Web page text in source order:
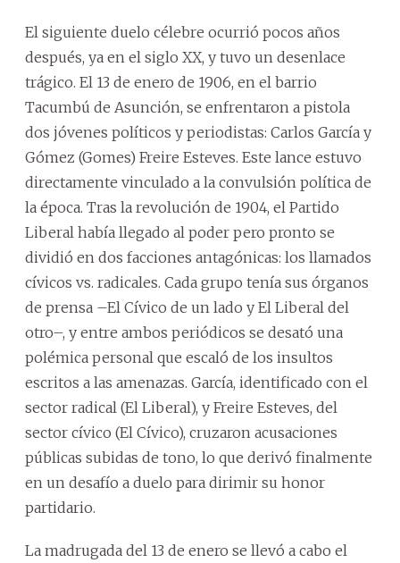
El siguiente duelo célebre ocurrió pocos años
después, ya en el siglo XX, y tuvo un desenlace
trágico. El 13 de enero de 1906, en el barrio
Tacumbú de Asunción, se enfrentaron a pistola
dos jóvenes políticos y periodistas: Carlos García y
Gómez (Gomes) Freire Esteves. Este lance estuvo
directamente vinculado a la convulsión política de
la época. Tras la revolución de 1904, el Partido
Liberal había llegado al poder pero pronto se
dividió en dos facciones antagónicas: los llamados
cívicos vs. radicales. Cada grupo tenía sus órganos
de prensa –El Cívico de un lado y El Liberal del
otro–, y entre ambos periódicos se desató una
polémica personal que escaló de los insultos
escritos a las amenazas. García, identificado con el
sector radical (El Liberal), y Freire Esteves, del
sector cívico (El Cívico), cruzaron acusaciones
públicas subidas de tono, lo que derivó finalmente
en un desafío a duelo para dirimir su honor
partidario.
La madrugada del 13 de enero se llevó a cabo el